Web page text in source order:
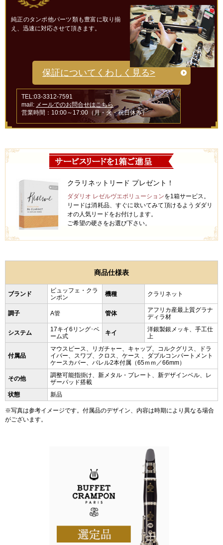
純正のタンポ他パーツ類も豊富に取り揃
え、迅速に対応させて頂きます。
保証についてくわしく見る>
TEL:03-3312-7591
mail: メールでのお問合せはこちら
営業時間：10:00～17:00（月・火・祝日休み）
クラリネットリード プレゼント！
ダダリオ レゼルヴエボリューションを1箱サービス。
リードは消耗品、すぐに吹いてみて頂けるようダダリ
オの人気リードをお付けします。
ご希望の硬さをお選び下さい。
商品仕様表
ブランド
ビュッフェ・クラ
ンポン
機種 クラリネット
調子 A管 管体
アフリカ産最上質グラナ
ディラ材
システム
17キイ6リング･ベ
ーム式
キイ
洋銀製銀メッキ、手工仕
上
付属品
マウスピース、リガチャー、キャップ、コルクグリス、ドラ
イバー、スワブ、クロス、ケース 、ダブルコンパートメント
ケースカバー、バレル2本付属（65ｍｍ／66mm）
その他
調整可能指掛け、新メタル・プレート、新デザインベル、レ
ザーパッド搭載
状態
新品
※写真は参考イメージです。付属品のデザイン、内容は時期により異なる場合
がございます。